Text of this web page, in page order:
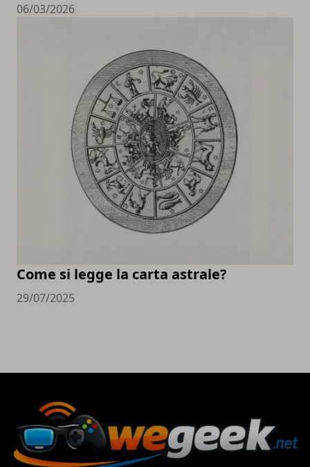
06/03/2026
Come si legge la carta astrale?
29/07/2025